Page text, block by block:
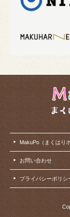
MakuPo（まくはり
お問い合わせ
プライバシーポリシ